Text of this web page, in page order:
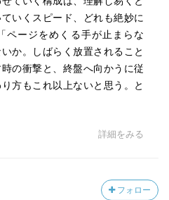
いくスピード、どれも絶妙に
ページをめくる手が止まらな
か。しばらく放置されること
の衝撃と、終盤へ向かうに従
方もこれ以上ないと思う。と
詳細をみる
フォロー